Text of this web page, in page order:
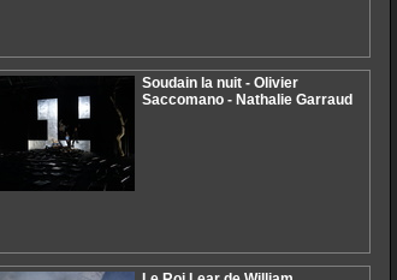
Soudain la nuit - Olivier
Saccomano - Nathalie Garraud